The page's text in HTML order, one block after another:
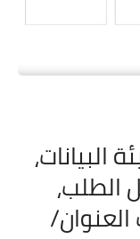
الطلب،
العنوان/